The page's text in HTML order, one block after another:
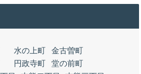
水の上町
金古曽町
円政寺町
堂の前町